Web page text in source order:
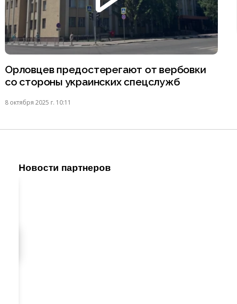
Орловцев предостерегают от вербовки
со стороны украинских спецслужб
8 октября 2025 г. 10:11
Новости партнеров